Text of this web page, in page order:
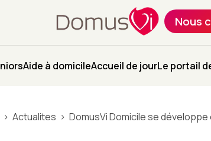
Nous
Aide à domicileAccueil de jourLe portail
Actualites DomusVi Domicile se développe